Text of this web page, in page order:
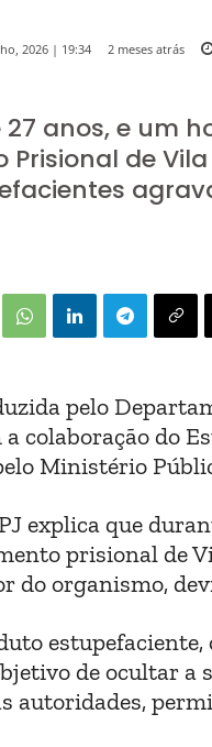
2026 | 19:34 2 meses atrás
anos, e um
Prisional de
pelo
a colaboração do
Ministério
explica que
prisional de
do organismo,
de ocultar a
autoridades,